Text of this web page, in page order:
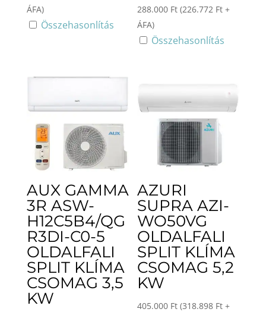
ÁFA)
Összehasonlítás
288.000 Ft (226.772 Ft +
ÁFA)
Összehasonlítás
AUX GAMMA
3R ASW-
H12C5B4/QG
R3DI-C0-5
OLDALFALI
SPLIT KLÍMA
CSOMAG 3,5
KW
AZURI
SUPRA AZI-
WO50VG
OLDALFALI
SPLIT KLÍMA
CSOMAG 5,2
KW
405.000 Ft (318.898 Ft +